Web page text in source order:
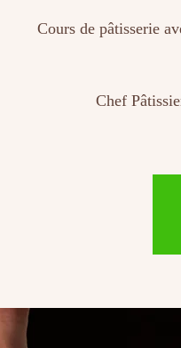
Cours de pâtisserie
Chef